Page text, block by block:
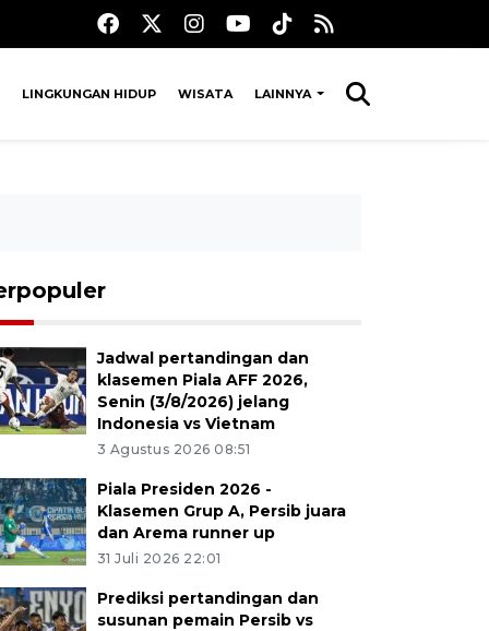
LINGKUNGAN HIDUP WISATA LAINNYA
Jadwal pertandingan dan
klasemen Piala AFF 2026,
Senin (3/8/2026) jelang
Indonesia vs Vietnam
3 Agustus 2026 08:51
Piala Presiden 2026 -
Klasemen Grup A, Persib juara
dan Arema runner up
31 Juli 2026 22:01
Prediksi pertandingan dan
susunan pemain Persib vs